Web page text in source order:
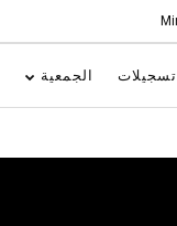
تسجيلات الجمعية